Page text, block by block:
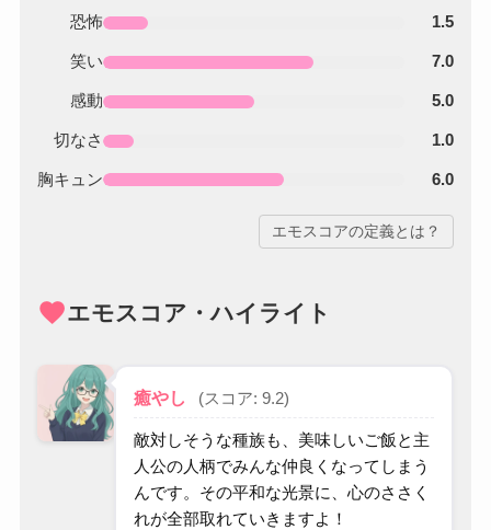
恐怖 1.5
笑い 7.0
感動 5.0
切なさ 1.0
胸キュン 6.0
エモスコアの定義とは？
favoriteエモスコア・ハイライト
癒やし (スコア: 9.2)
敵対しそうな種族も、美味しいご飯と主
人公の人柄でみんな仲良くなってしまう
んです。その平和な光景に、心のささく
れが全部取れていきますよ！